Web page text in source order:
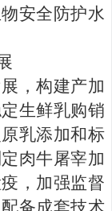
安全防护水
，构建产加
生鲜乳购销
乳添加和标
肉牛屠宰加
，加强监督
备成套技术